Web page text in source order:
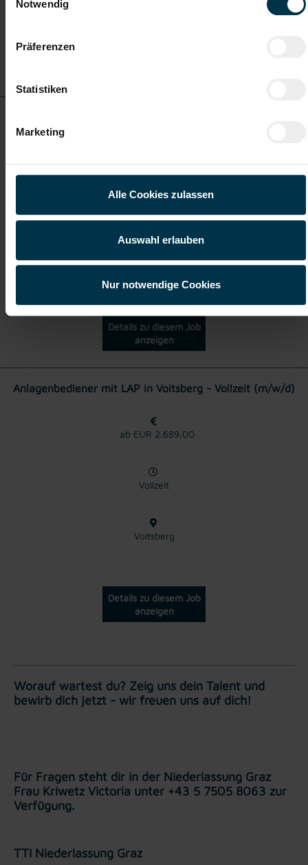
Notwendig
Präferenzen
Statistiken
Marketing
Alle Cookies zulassen
Auswahl erlauben
Nur notwendige Cookies
ab EUR 3.478,51
Vollzeit
Voitsberg
Details zu diesem Job
anzeigen
Anlagenbediener mit LAP in Voitsberg - Vollzeit (m/w/d)
ab EUR 2.689,00
Vollzeit
Voitsberg
Details zu diesem Job
anzeigen
Worauf wartest du? Zeig uns dein Talent und
bewirb dich jetzt - wir freuen uns auf dich!
Für Fragen steht dir in der Niederlassung Graz
Frau Kriwetz Victoria unter +43 5 7505 8063 zur
Verfügung.
TTI Niederlassung Graz